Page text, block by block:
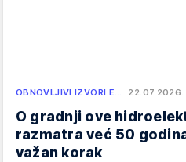
OBNOVLJIVI IZVORI E… 22.07.2026.
O gradnji ove
razmatra već 50
važan korak